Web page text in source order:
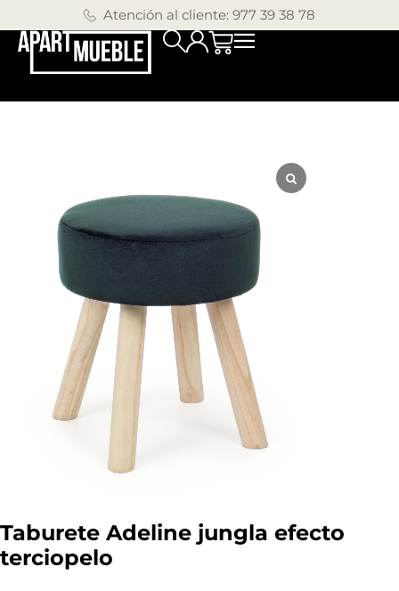
Atención al cliente: 977 39 38 78
Taburete Adeline jungla efecto
terciopelo